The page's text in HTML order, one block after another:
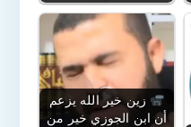
زين خير الله يزعم
أن ابن الجوزي خير من